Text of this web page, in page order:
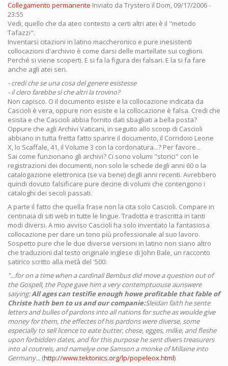
Collegamento permanente Inviato da Trystero il Dom, 09/17/2006 -
23:55
Vedi, quello che da ateo contesto a certi altri atei è il "metodo
Tafazzi".
Inventarsi citazioni in latino maccheronico e pure inesistenti
collocazioni d'archivio è come darsi delle martellate sui coglioni.
Perché si viene scoperti. E si fa la figura dei falsari. E la si fa fare
anche agli atei seri.
- credi che se una cosa del genere esistesse
- il clero farebbe sì che altri la trovino?
Non capisco. O il documento esiste e la collocazione indicata da
Cascioli è vera, oppure non esiste e la collocazione è falsa. Credi che
esista e che Cascioli abbia fornito dati sbagliati a bella posta?
Oppure che agli Archivi Vaticani, in seguito allo scoop di Cascioli
abbiano in tutta fretta fatto sparire il documento, il Corridoio Leone
X, lo Scaffale, 41, il Volume 3 con la cordonatura...? Per favore...
Sai come funzionano gli archivi? Ci sono volumi "storici" con le
registrazioni dei documenti, non solo le schede degli anni 60 o la
catalogazione elettronica (se va bene) degli anni recenti. Avrebbero
quindi dovuto falsificare pure decine di volumi che contengono i
cataloghi dei secoli passati.
A parte il fatto che quella frase non la cita solo Cascioli. Compare in
centinaia di siti web in tutte le lingue. Tradotta e trascritta in tanti
modi diversi. A mio avviso Cascioli ha solo inventato la fantasiosa
collocazione per dare un tono più professionale al suo lavoro.
Sospetto pure che le due diverse versioni in latino non siano altro
che traduzioni dal testo originale inglese di John Bale, un racconto
satirico scritto alla metà del '500:
"...for on a time when a cardinall Bembus did move a question out of
the Gospell, the Pope gave him a very contemptuouse aunswere
saiying:All ages can testifie enough howe profitable that fable of
Christe hath ben to us and our companie:Sleidan faith he sente
letters and bulles of pardons into all nations for suche as woulde give
money for them, the effectes of his pardons were diverse, some
especially to sell licence to eate butter, chese, egges, milke, and fleshe
upon forbidden dates, and for this purpose he sent divers treasurers
into al coutreis, and namelye one Samson a monke of Millaine into
Germany... (http://www.tektonics.org/lp/popeleox.html)